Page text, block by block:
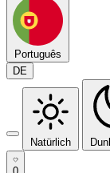
Português
DE
Natürlich